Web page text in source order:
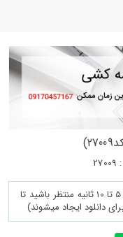
پس از لود کامل صفحه روی دانلود کلیک کنید 5 تا 10 ثانیه منتظر باشید تا
دانلود ایجاد میشوند)